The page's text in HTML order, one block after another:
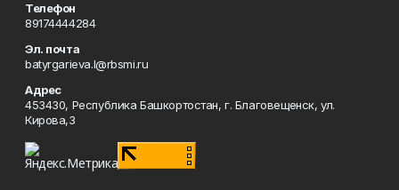
Телефон
89174444284
Эл. почта
batyrgarieva.l@rbsmi.ru
Адрес
453430, Республика Башкортостан, г. Благовещенск, ул.
Кирова,3